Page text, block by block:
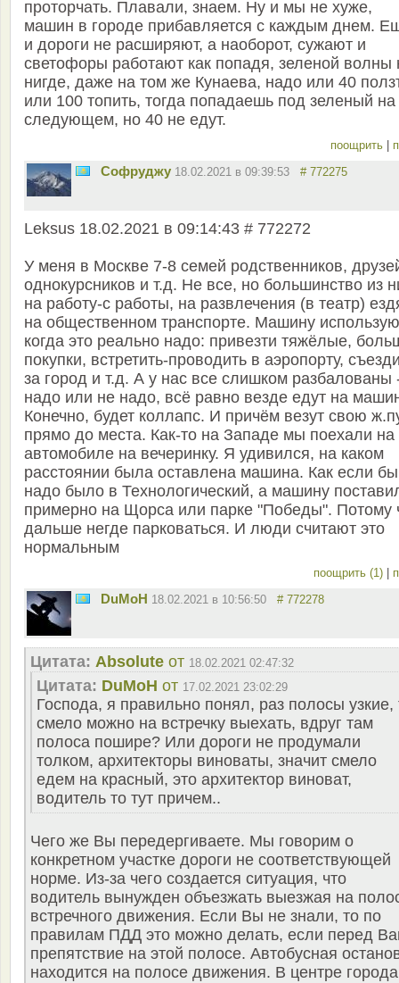
проторчать. Плавали, знаем. Ну и мы не хуже,
машин в городе прибавляется с каждым днем.
и дороги не расширяют, а наоборот, сужают и
светофоры работают как попадя, зеленой волны
нигде, даже на том же Кунаева, надо или 40
или 100 топить, тогда попадаешь под зеленый на
следующем, но 40 не едут.
поощрить
Софруджу 18.02.2021 в 09:39:53 # 772275
Leksus 18.02.2021 в 09:14:43 # 772272
У меня в Москве 7-8 семей родственников,
однокурсников и т.д. Не все, но большинство из
на работу-с работы, на развлечения (в театр)
на общественном транспорте. Машину
когда это реально надо: привезти тяжёлые,
покупки, встретить-проводить в аэропорту,
за город и т.д. А у нас все слишком разбалованы
надо или не надо, всё равно везде едут на
Конечно, будет коллапс. И причём везут свою
прямо до места. Как-то на Западе мы поехали на
автомобиле на вечеринку. Я удивился, на каком
расстоянии была оставлена машина. Как если бы
надо было в Технологический, а машину
примерно на Щорса или парке "Победы". Потому
дальше негде парковаться. И люди считают это
нормальным
поощрить (1)
DuMoH 18.02.2021 в 10:56:50 # 772278
Цитата: Absolute от 18.02.2021 02:47:32
Цитата: DuMoH от 17.02.2021 23:02:29
Господа, я правильно понял, раз полосы узкие,
смело можно на встречку выехать, вдруг там
полоса пошире? Или дороги не продумали
толком, архитекторы виноваты, значит смело
едем на красный, это архитектор виноват,
водитель то тут причем..
Чего же Вы передергиваете. Мы говорим о
конкретном участке дороги не соответствующей
норме. Из-за чего создается ситуация, что
водитель вынужден объезжать выезжая на
встречного движения. Если Вы не знали, то по
правилам ПДД это можно делать, если перед
препятствие на этой полосе. Автобусная
находится на полосе движения. В центре